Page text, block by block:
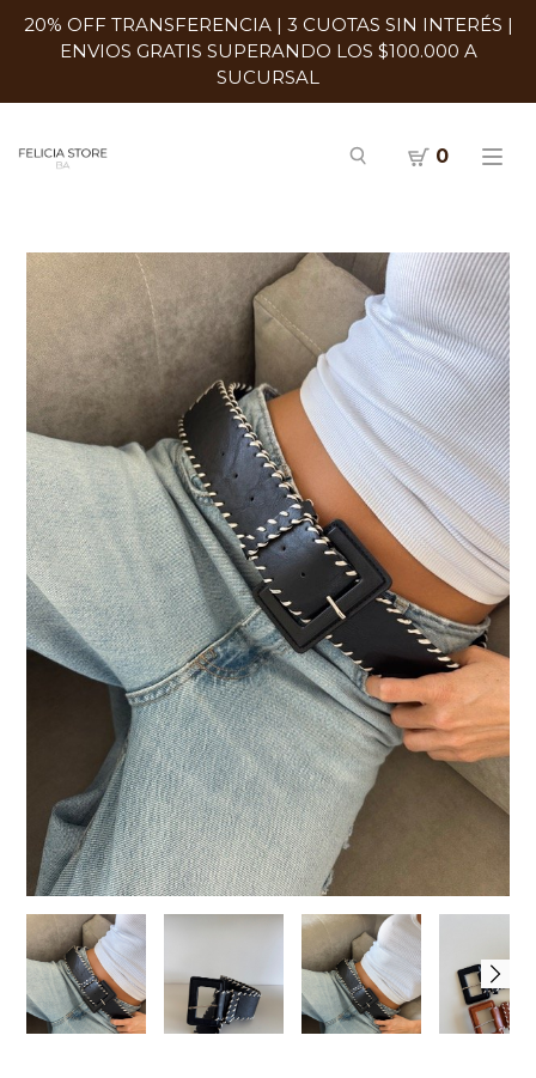
20% OFF TRANSFERENCIA | 3 CUOTAS SIN INTERÉS |
ENVIOS GRATIS SUPERANDO LOS $100.000 A
SUCURSAL
0